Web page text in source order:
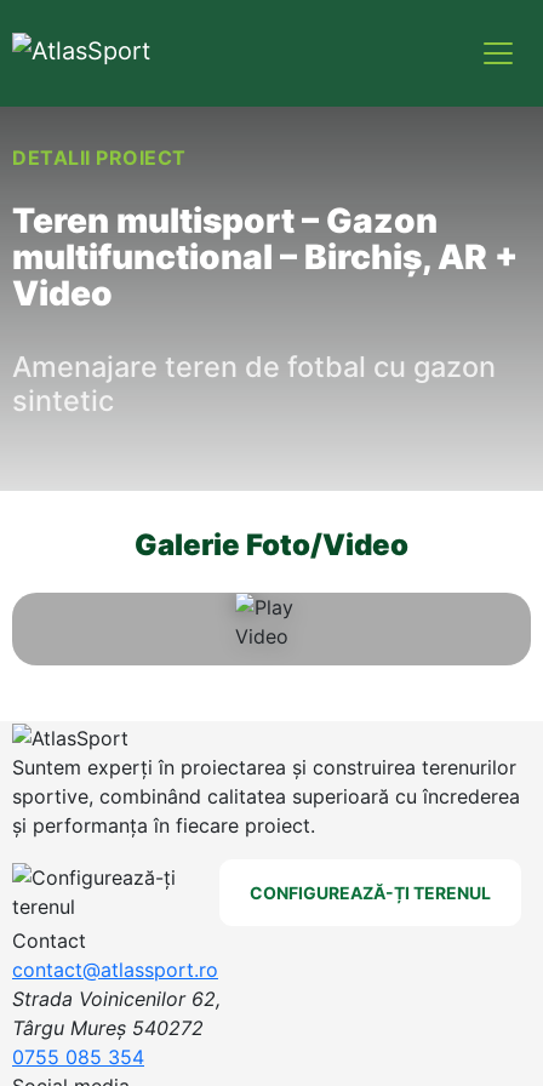
DETALII PROIECT
Teren multisport – Gazon
multifunctional – Birchiş, AR +
Video
Amenajare teren de fotbal cu gazon
sintetic
Galerie Foto/Video
Suntem experți în proiectarea și construirea terenurilor
sportive, combinând calitatea superioară cu încrederea
și performanța în fiecare proiect.
CONFIGUREAZĂ-ȚI TERENUL
Contact
contact@atlassport.ro
Strada Voinicenilor 62,
Târgu Mureș 540272
0755 085 354